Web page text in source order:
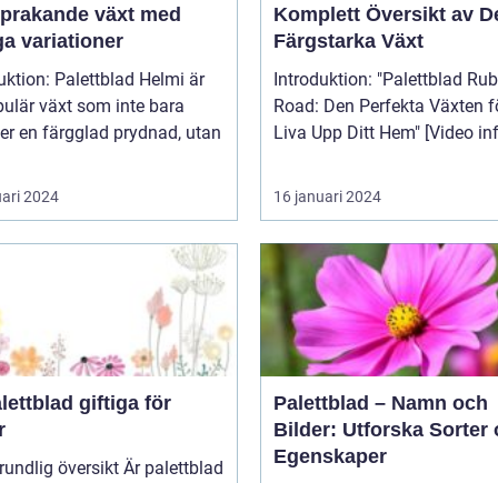
växt med
variationer
Palettblad Helmi är
växt som inte bara
en färgglad prydnad, utan
2024
Komplett Översikt av
Färgstarka Växt
Introduktion: "Palettblad Ruby
Road: Den Perfekta Växten
Liva Upp Ditt Hem"
16 januari 2024
giftiga för
översikt Är palettblad
Palettblad – Namn och
Bilder: Utforska Sorter
Egenskaper